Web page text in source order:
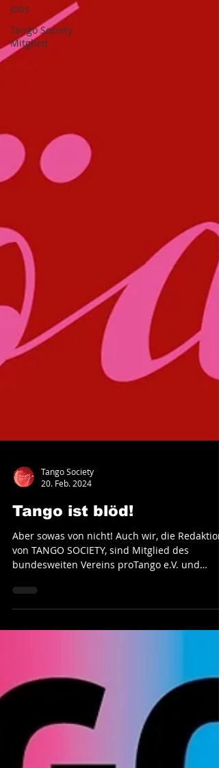
Jobs
Tango Society
Mitglied
Tango Society
20. Feb. 2024
Tango ist blöd!
Aber sowas von nicht! Auch wir, die Redaktion
von TANGO SOCIETY, sind Mitglied des